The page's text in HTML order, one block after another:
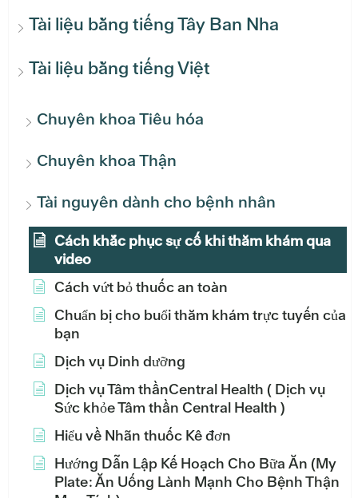
Tài liệu bằng tiếng Tây Ban Nha
Tài liệu bằng tiếng Việt
Chuyên khoa Tiêu hóa
Chuyên khoa Thận
Tài nguyên dành cho bệnh nhân
Cách khắc phục sự cố khi thăm khám qua
video
Cách vứt bỏ thuốc an toàn
Chuẩn bị cho buổi thăm khám trực tuyến của
bạn
Dịch vụ Dinh dưỡng
Dịch vụ Tâm thầnCentral Health ( Dịch vụ
Sức khỏe Tâm thần Central Health )
Hiểu về Nhãn thuốc Kê đơn
Hướng Dẫn Lập Kế Hoạch Cho Bữa Ăn (My
Plate: Ăn Uống Lành Mạnh Cho Bệnh Thận